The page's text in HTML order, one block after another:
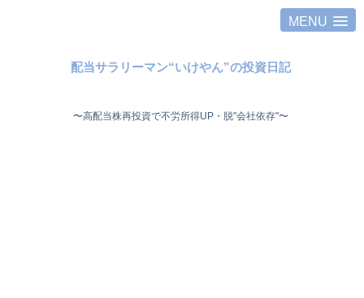
MENU
配当サラリーマン“いけやん”の投資日記 ​
〜高配当株再投資で不労所得UP・脱"会社依存"〜 ​